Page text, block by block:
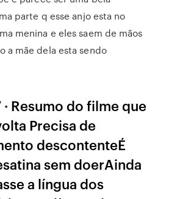
parte q esse anjo esta no
menina e eles saem de mãos
a mãe dela esta sendo
· Resumo do filme que
Precisa de
descontenteÉ
sem doerAinda
a lí­ngua dos